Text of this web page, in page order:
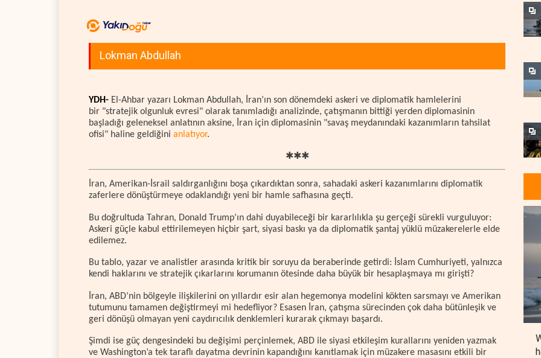
Lokman Abdullah
YDH- El-Ahbar yazarı Lokman Abdullah, İran’ın son dönemdeki askeri ve diplomatik hamlelerini
bir "stratejik olgunluk evresi" olarak tanımladığı analizinde, çatışmanın bittiği yerden diplomasinin
başladığı geleneksel anlatının aksine, İran için diplomasinin "savaş meydanındaki kazanımların tahsilat
ofisi" haline geldiğini anlatıyor.
✱✱✱
İran, Amerikan-İsrail saldırganlığını boşa çıkardıktan sonra, sahadaki askeri kazanımlarını diplomatik
zaferlere dönüştürmeye odaklandığı yeni bir hamle safhasına geçti.
Bu doğrultuda Tahran, Donald Trump’ın dahi duyabileceği bir kararlılıkla şu gerçeği sürekli vurguluyor:
Askeri güçle kabul ettirilemeyen hiçbir şart, siyasi baskı ya da diplomatik şantaj yüklü müzakerelerle elde
edilemez.
Bu tablo, yazar ve analistler arasında kritik bir soruyu da beraberinde getirdi: İslam Cumhuriyeti, yalnızca
kendi haklarını ve stratejik çıkarlarını korumanın ötesinde daha büyük bir hesaplaşmaya mı girişti?
İran, ABD’nin bölgeyle ilişkilerini on yıllardır esir alan hegemonya modelini kökten sarsmayı ve Amerikan
tutumunu tamamen değiştirmeyi mi hedefliyor? Esasen İran, çatışma sürecinden çok daha bütünleşik ve
geri dönüşü olmayan yeni caydırıcılık denklemleri kurarak çıkmayı başardı.
Şimdi ise güç dengesindeki bu değişimi perçinlemek, ABD ile siyasi etkileşim kurallarını yeniden yazmak
ve Washington’a tek taraflı dayatma devrinin kapandığını kanıtlamak için müzakere masasını etkili bir